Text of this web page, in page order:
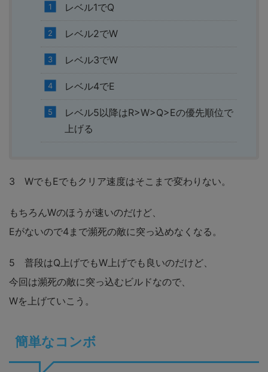
レベル1でQ
レベル2でW
レベル3でW
レベル4でE
レベル5以降はR>W>Q>Eの優先順位で
上げる
3 WでもEでもクリア速度はそこまで変わりない。
もちろんWのほうが速いのだけど、
Eがないので4まで瀕死の敵に突っ込めなくなる。
5 普段はQ上げでもW上げでも良いのだけど、
今回は瀕死の敵に突っ込むビルドなので、
Wを上げていこう。
簡単なコンボ